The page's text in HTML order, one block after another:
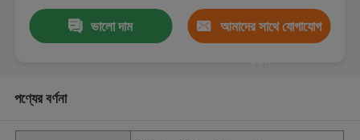
ভালো দাম আমাদের সাথে যোগাযোগ
পণ্যের বর্ণনা